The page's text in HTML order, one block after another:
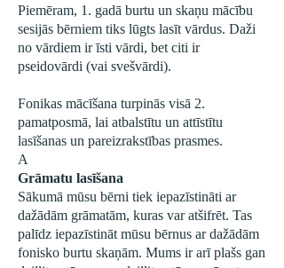
Piemēram, 1. gadā burtu un skaņu mācību
sesijās bērniem tiks lūgts lasīt vārdus. Daži
no vārdiem ir īsti vārdi, bet citi ir
pseidovārdi (vai svešvārdi).
Fonikas mācīšana turpinās visā 2.
pamatposmā, lai atbalstītu un attīstītu
lasīšanas un pareizrakstības prasmes.
A
Grāmatu lasīšana
Sākumā mūsu bērni tiek iepazīstināti ar
dažādām grāmatām, kuras var atšifrēt. Tas
palīdz iepazīstināt mūsu bērnus ar dažādām
fonisko burtu skaņām. Mums ir arī plašs gan